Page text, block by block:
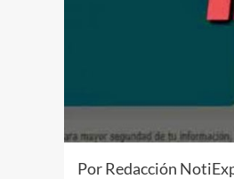
Por Redacción